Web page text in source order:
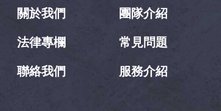
關於我們
團隊介紹
法律專欄
常見問題
聯絡我們
服務介紹